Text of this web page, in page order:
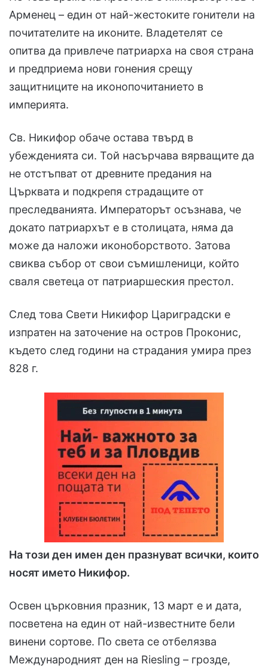
Арменец – един от най-жестоките гонители на
почитателите на иконите. Владетелят се
опитва да привлече патриарха на своя страна
и предприема нови гонения срещу
защитниците на иконопочитанието в
империята.
Св. Никифор обаче остава твърд в
убежденията си. Той насърчава вярващите да
не отстъпват от древните предания на
Църквата и подкрепя страдащите от
преследванията. Императорът осъзнава, че
докато патриархът е в столицата, няма да
може да наложи иконоборството. Затова
свиква събор от свои съмишленици, който
сваля светеца от патриаршеския престол.
След това Свети Никифор Цариградски е
изпратен на заточение на остров Проконис,
където след години на страдания умира през
828 г.
На този ден имен ден празнуват всички, които
носят името Никифор.
Освен църковния празник, 13 март е и дата,
посветена на един от най-известните бели
винени сортове. По света се отбелязва
Международният ден на Riesling – грозде,